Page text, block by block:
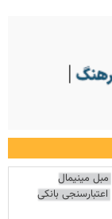
مبل مینیمال
اعتبارسنجی بانکی